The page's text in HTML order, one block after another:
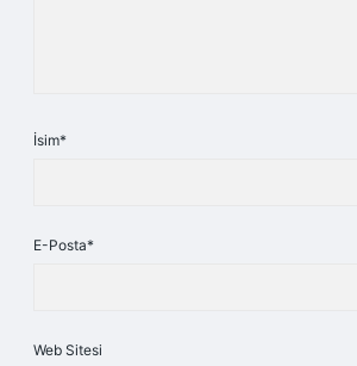
İsim*
E-Posta*
Web Sitesi